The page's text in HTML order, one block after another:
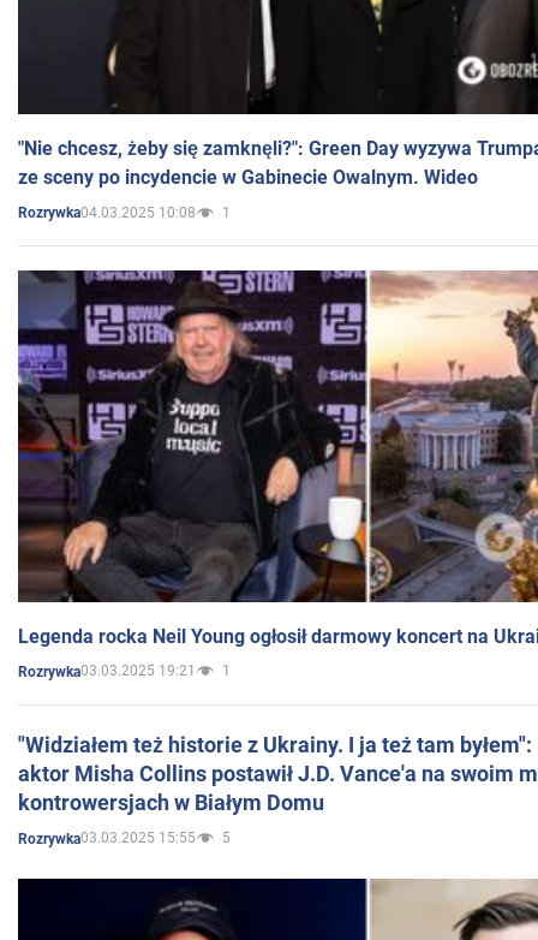
"Nie chcesz, żeby się zamknęli?": Green Day wyzywa
ze sceny po incydencie w Gabinecie Owalnym. Wideo
Rozrywka04.03.2025 10:08 1
Legenda rocka Neil Young ogłosił darmowy koncert na
Rozrywka03.03.2025 19:21 1
"Widziałem też historie z Ukrainy. I ja też tam
aktor Misha Collins postawił J.D. Vance'a na swoim
kontrowersjach w Białym Domu
Rozrywka03.03.2025 15:55 5